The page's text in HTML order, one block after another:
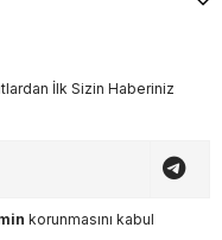
İlk Sizin Haberiniz
korunmasını kabul